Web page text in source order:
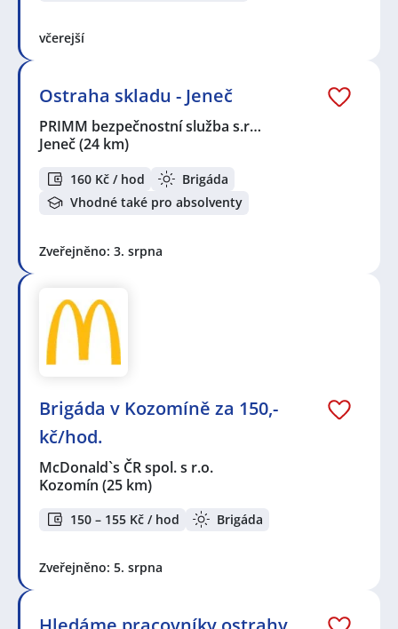
včerejší
Ostraha skladu - Jeneč
PRIMM bezpečnostní služba s.r…
Jeneč(24 km)
160 Kč / hod
Brigáda
Vhodné také pro absolventy
Zveřejněno: 3. srpna
Brigáda v Kozomíně za 150,-
kč/hod.
McDonald`s ČR spol. s r.o.
Kozomín (25 km)
150 – 155 Kč / hod Brigáda
Zveřejněno: 5. srpna